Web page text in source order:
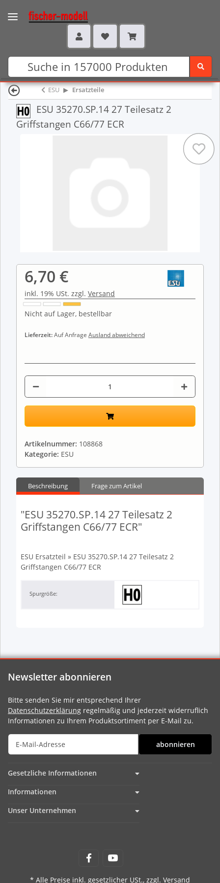
ESU Ersatzteile
ESU 35270.SP.14 27 Teilesatz 2
Griffstangen C66/77 ECR
6,70 €
inkl. 19% USt. zzgl. Versand
Nicht auf Lager, bestellbar
Lieferzeit:Auf Anfrage Ausland abweichend
Artikelnummer: 108868
Kategorie: ESU
Beschreibung Frage zum Artikel
"ESU 35270.SP.14 27 Teilesatz 2
Griffstangen C66/77 ECR"
ESU Ersatzteil » ESU 35270.SP.14 27 Teilesatz 2
Griffstangen C66/77 ECR
Spurgröße:
Newsletter abonnieren
Bitte senden Sie mir entsprechend Ihrer
Datenschutzerklärung regelmäßig und jederzeit widerruflich
Informationen zu Ihrem Produktsortiment per E-Mail zu.
abonnieren
Gesetzliche Informationen
Informationen
Unser Unternehmen
* Alle Preise inkl. gesetzlicher USt., zzgl. Versand